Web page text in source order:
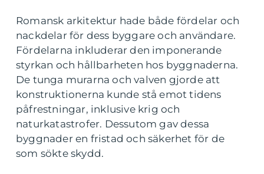
Romansk arkitektur hade både fördelar och
nackdelar för dess byggare och användare.
Fördelarna inkluderar den imponerande
styrkan och hållbarheten hos byggnaderna.
De tunga murarna och valven gjorde att
konstruktionerna kunde stå emot tidens
påfrestningar, inklusive krig och
naturkatastrofer. Dessutom gav dessa
byggnader en fristad och säkerhet för de
som sökte skydd.